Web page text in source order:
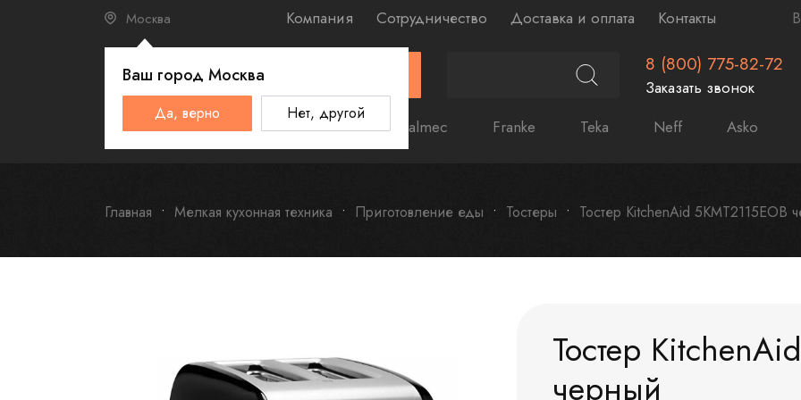
Москва
Ваш город Москва
Да, верно Нет, другой
Компания Сотрудничество Доставка и оплата Контакты
8 (800) 775-82-72
Заказать звонок
Schulthess Smeg Omoikiri Falmec Franke Teka Neff Asko
Главная Мелкая кухонная техника Приготовление еды Тостеры Тостер KitchenAid 5KMT2115EOB
Тостер
черный